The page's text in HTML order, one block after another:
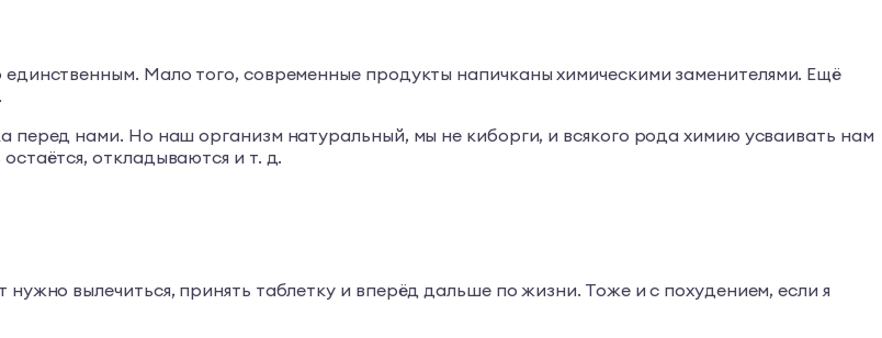
Мало того, современные продукты напичканы химическими заменителями. Ещё
перед нами. Но наш организм натуральный, мы не киборги, и всякого рода химию усваивать нам
откладываются и т. д.
нужно вылечиться, принять таблетку и вперёд дальше по жизни. Тоже и с похудением, если я